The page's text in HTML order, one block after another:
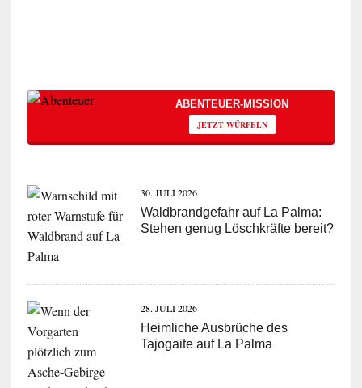
ABENTEUER-MISSION
JETZT WÜRFELN
30. JULI 2026
Waldbrandgefahr auf La Palma:
Stehen genug Löschkräfte bereit?
28. JULI 2026
Heimliche Ausbrüche des
Tajogaite auf La Palma